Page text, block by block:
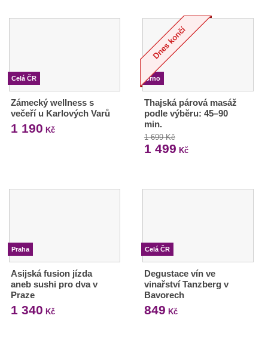
Celá ČR
Zámecký wellness s
večeří u Karlových Varů
1 190 Kč
Brno
Thajská párová masáž
podle výběru: 45–90
min.
1 699 Kč
1 499 Kč
Praha
Asijská fusion jízda
aneb sushi pro dva v
Praze
1 340 Kč
Celá ČR
Degustace vín ve
vinařství Tanzberg v
Bavorech
849 Kč